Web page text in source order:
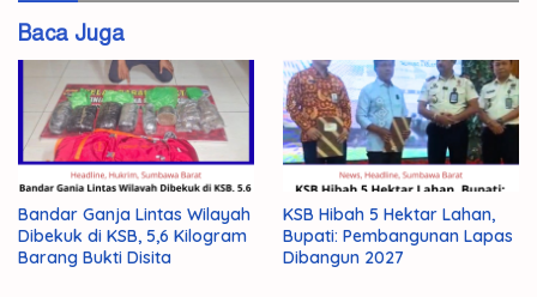
Bertanding
Porprov
Koni
KSB
Siap
Baca Juga
Bandar Ganja Lintas Wilayah
Dibekuk di KSB, 5,6 Kilogram
Barang Bukti Disita
KSB Hibah 5 Hektar Lahan,
Bupati: Pembangunan Lapas
Dibangun 2027